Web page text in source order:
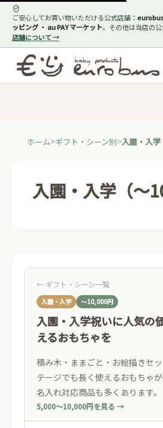
ご安心してお買い物いただける公式店舗：
ッピング ・ au PAY マーケット。その他は当店の公
店舗について →
ホーム ギフト・シーン別 入園・入学
入園・入学（〜
← ギフト・シーン一覧
入園・入学 〜10,000円
入園・入学祝いに人気の
えるおもちゃを
積み木・ままごと・お絵描きセ
テージでも長く使えるおもちゃが
名入れ対応商品も多くあります。
5,000〜10,000円を見る →